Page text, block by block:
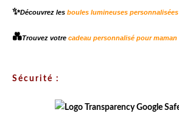
✨Découvrez les boules lumineuses personnalisées
💑Trouvez votre cadeau personnalisé pour maman
Sécurité :